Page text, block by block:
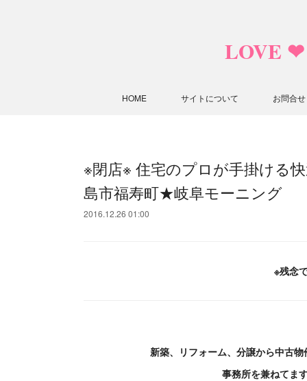
LOVE
HOME サイトについて お問合
※閉店※ 住宅のプロが手掛ける
島市福寿町★岐阜モーニング
2016.12.26 01:00
※残念
新築、リフォーム、分譲から中古
事務所を兼ねてま